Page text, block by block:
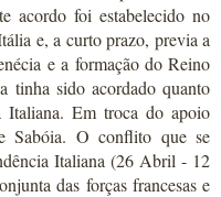
acordo foi estabelecido no
e, a curto prazo, previa a
e a formação do Reino
tinha sido acordado quanto
Italiana. Em troca do apoio
Sabóia. O conflito que se
Italiana (26 Abril - 12
das forças francesas e